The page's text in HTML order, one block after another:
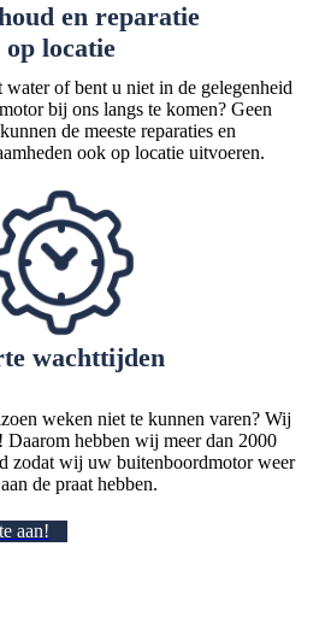
en reparatie
op locatie
of bent u niet in de gelegenheid
bij ons langs te komen? Geen
de meeste reparaties en
ook op locatie uitvoeren.
wachttijden
weken niet te kunnen varen? Wij
hebben wij meer dan 2000
zodat wij uw buitenboordmotor weer
de praat hebben.
aan!